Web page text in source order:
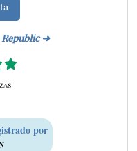
Republic ➜
por